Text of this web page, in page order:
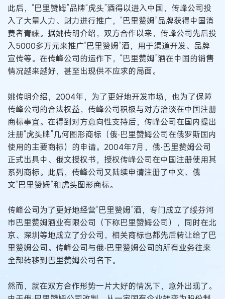
此后，“巴里赞姆”品牌“虎头”酒得以进入中国，传峰公司投
入了大量人力、财力进行推广，“巴里赞姆”品牌获得中国消
费者青睐。据姚传明介绍，双方合作以来，传峰公司先后投
入5000多万元来推广“巴里赞姆”酒，用于渠道开发、品牌
宣传等。在传峰公司的运作下，“巴里赞姆”酒在中国的销售
情况越来越好，甚至出现供不应求的局面。
姚传明介绍，2004年，为了更好地开发市场，也为了保障
传峰公司的合法权益，传峰公司积极与对方洽谈在中国注册
商标事宜。在得到对方意向性支持后，传峰公司在国内提出
注册“虎头牌”几何图形商标（俄·巴里赞姆公司在俄罗斯国内
使用的主要商标）的申请。2004年7月，俄·巴里赞姆公司
正式出具中、俄文授权书，授权传峰公司在中国注册使用其
系列商标。此后，传峰公司又陆续申请注册了中文、俄
文“巴里赞姆”和虎头图形商标。
传峰公司为了更好地经营“巴里赞姆”酒，专门成立了绥芬河
市巴里赞姆酒业有限公司（下称巴里赞姆公司），同时在北
京、深圳等地成立了分公司，相关商标也都先后转让给了巴
里赞姆公司。传峰公司与俄·巴里赞姆公司的所有业务往来
全部转移到巴里赞姆公司名下。
然而，就在双方合作形势一片大好的情况下，意外出现了。